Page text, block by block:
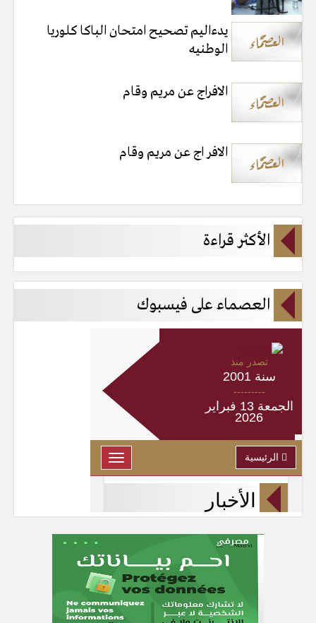
يدءاليم تصحيح امتحان الباكا كلوريا
الوطنيه
الافراج عن مريم وقام
الافر اج عن مريم وقام
الأكثر قراءة
العصماء على فيسبوك